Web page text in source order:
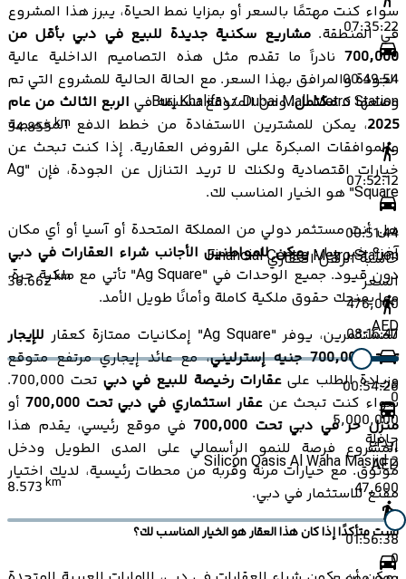
سواء كنت مهتمًا بالسعر أو بمزايا نمط الحياة، يبرز هذا المشروع
في المنطقة.مشاريع سكنية جديدة للبيع في دبي بأقل من
700,000 نادراً ما تقدم مثل هذه التصاميم الداخلية عالية
الجودة والمرافق بهذا السعر. مع الحالة الحالية للمشروع التي تم
وضعها كـمكتمل، ومن المتوقع تسليمه في الربع الثالث من عام
2025، يمكن للمشترين الاستفادة من خطط الدفع المخصصة
والموافقات المبكرة على القروض العقارية. إذا كنت تبحث عن
خيارات اقتصادية ولكنك لا تريد التنازل عن الجودة، فإن "Ag
Square" هو الخيار المناسب لك.
هل أنت مستثمر دولي من المملكة المتحدة أو آسيا أو أي مكان
آخر؟ خبر سار:يمكن للمواطنين الأجانب شراء العقارات في دبي
دون قيود. جميع الوحدات في "Ag Square" تأتي مع ملكية حرة،
مما يمنحك حقوق ملكية كاملة وأمانًا طويل الأمد.
للمستثمرين، يوفر "Ag Square" إمكانيات ممتازة كعقار
للإيجار
تحت 700,000 جنيه إسترليني
، مع عائد إيجاري مرتفع متوقع
وزيادة الطلب علىعقارات رخيصة للبيع في دبي
تحت 700,000.
سواء كنت تبحث عنعقار استثماري في دبي تحت 700,000
أو
منزل حر في دبي تحت 700,000
في موقع رئيسي، يقدم هذا
المشروع فرصة للنمو الرأسمالي على المدى الطويل ودخل
موثوق. مع خيارات مرنة وقربه من محطات رئيسية، لديك اختيار
مقنع للاستثمار في دبي.
لست متأكدًا إذا كان هذا العقار هو الخيار المناسب لك؟
07:35:22
00:49:54
Burj Khalifa\/ Dubai Mall Metro Station
34.855km
07:52:12
00:51:44
Financial Centre Metro Station
36.662km
08:16:47
00:54:26
حافلة
Silicon Oasis Al Waha Masjid 2
8.573 km
01:56:38
حاسبة الرهن العقاري
السعر
476,000
AED
0
5,000,000
إيداع
AED
47,600
0